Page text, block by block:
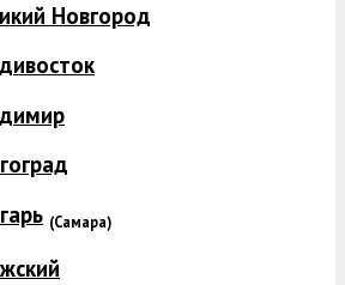
Новгород
(Самара)